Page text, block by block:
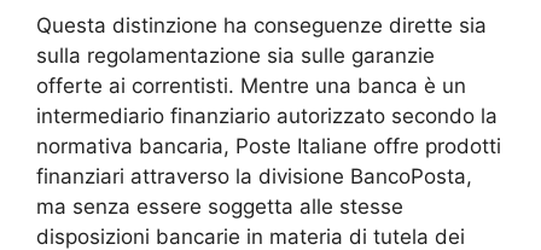
Questa distinzione ha conseguenze dirette sia
sulla regolamentazione sia sulle garanzie
offerte ai correntisti. Mentre una banca è un
intermediario finanziario autorizzato secondo la
normativa bancaria, Poste Italiane offre prodotti
finanziari attraverso la divisione BancoPosta,
ma senza essere soggetta alle stesse
disposizioni bancarie in materia di tutela dei